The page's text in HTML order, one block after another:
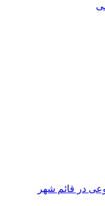
در قائم شهر